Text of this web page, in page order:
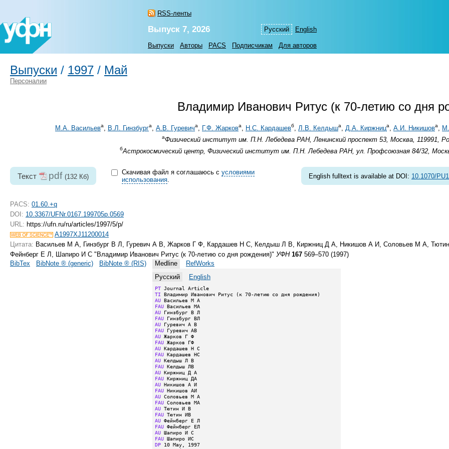
RSS-ленты
Русский English
Выпуск 7, 2026
Выпуски Авторы PACS Подписчикам Для авторов
Выпуски / 1997 / Май
Персоналии
Владимир Иванович Ритус (к 70-летию со дня
М.А. Васильева, В.Л. Гинзбурга, А.В. Гуревича, Г.Ф. Жаркова, Н.С. Кардашевб, Л.В. Келдыша, Д.А. Киржница, А.И. Никишова,
аФизический институт им. П.Н. Лебедева РАН, Ленинский проспект 53, Москва, 119991,
бАстрокосмический центр, Физический институт им. П.Н. Лебедева РАН, ул. Профсоюзная 84/32,
Текст pdf (132 Кб)
Скачивая файл я соглашаюсь с условиями
использования.
English fulltext is available at DOI: 10.1070/
PACS: 01.60.+q
DOI: 10.3367/UFNr.0167.199705p.0569
URL: https://ufn.ru/ru/articles/1997/5/p/
A1997XJ11200014
Цитата: Васильев М А, Гинзбург В Л, Гуревич А В, Жарков Г Ф, Кардашев Н С, Келдыш Л В, Киржниц Д А, Никишов А И, Соловьев М А,
Фейнберг Е Л, Шапиро И С "Владимир Иванович Ритус (к 70-летию со дня рождения)" УФН 167 569–570 (1997)
BibTex
BibNote ® (generic) BibNote ® (RIS) Medline
RefWorks
Русский
English
PT
TI
AU
FAU
AU
FAU
AU
FAU
AU
FAU
AU
FAU
AU
FAU
AU
FAU
AU
FAU
AU
FAU
AU
FAU
AU
FAU
AU
FAU
DP